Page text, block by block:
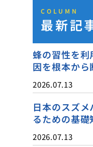
COLUMN
最新記
蜂の習性を
因を根本から
2026.07.13
日本のスズ
るための基礎
2026.07.13